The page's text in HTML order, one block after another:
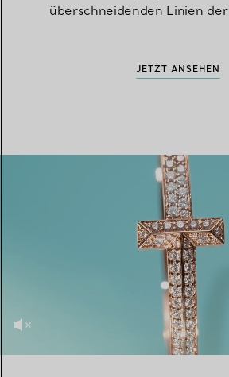
überschneidenden Linien
JETZT ANSEHEN